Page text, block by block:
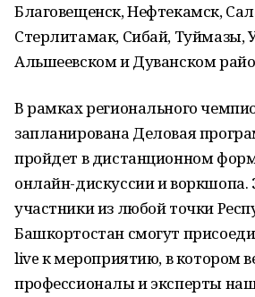
Благовещенск, Нефтекамск,
Стерлитамак, Сибай, Туймазы,
Альшеевском и Дуванском
В рамках регионального
запланирована Деловая
пройдет в дистанционном
онлайн-дискуссии и воркшопа.
участники из любой точки
Башкортостан смогут
live к мероприятию, в котором
профессионалы и эксперты